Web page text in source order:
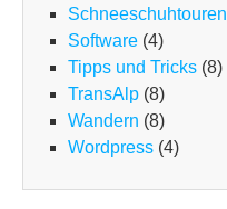
Schneeschuhtouren
Software (4)
Tipps und Tricks (8)
TransAlp (8)
Wandern (8)
Wordpress (4)